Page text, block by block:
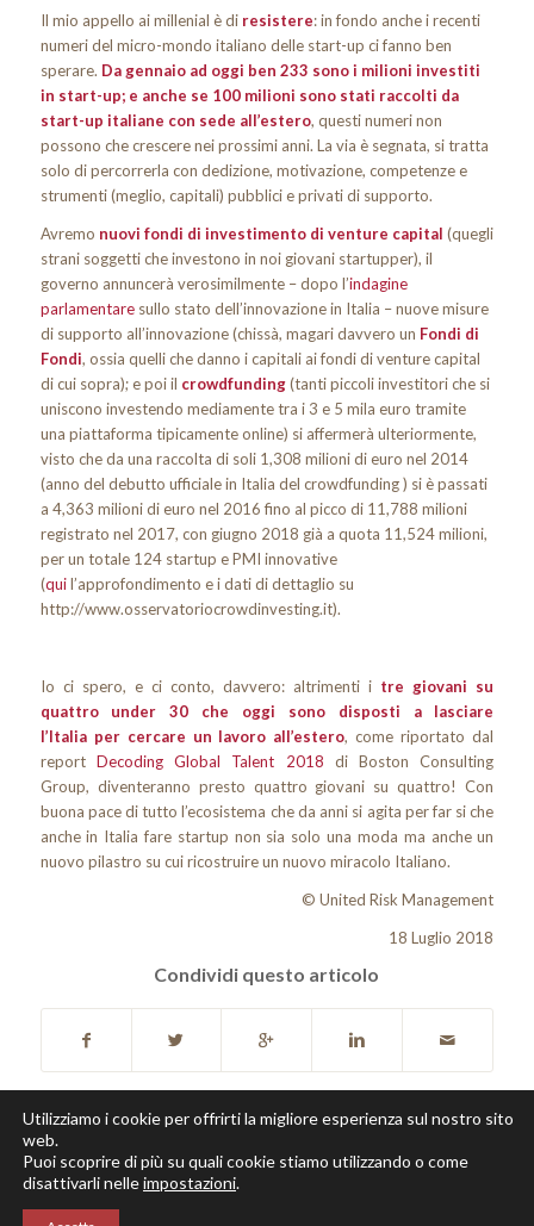
Il mio appello ai millenial è di resistere: in fondo anche i recenti
numeri del micro-mondo italiano delle start-up ci fanno ben
sperare. Da gennaio ad oggi ben 233 sono i milioni investiti
in start-up; e anche se 100 milioni sono stati raccolti da
start-up italiane con sede all’estero, questi numeri non
possono che crescere nei prossimi anni. La via è segnata, si tratta
solo di percorrerla con dedizione, motivazione, competenze e
strumenti (meglio, capitali) pubblici e privati di supporto.
Avremo nuovi fondi di investimento di venture capital (quegli
strani soggetti che investono in noi giovani startupper), il
governo annuncerà verosimilmente – dopo l’indagine
parlamentaresullo stato dell’innovazione in Italia – nuove misure
di supporto all’innovazione (chissà, magari davvero un Fondi di
Fondi, ossia quelli che danno i capitali ai fondi di venture capital
di cui sopra); e poi il crowdfunding(tanti piccoli investitori che si
uniscono investendo mediamente tra i 3 e 5 mila euro tramite
una piattaforma tipicamente online) si affermerà ulteriormente,
visto che da una raccolta di soli 1,308 milioni di euro nel 2014
(anno del debutto ufficiale in Italia del crowdfunding ) si è passati
a 4,363 milioni di euro nel 2016 fino al picco di 11,788 milioni
registrato nel 2017, con giugno 2018 già a quota 11,524 milioni,
per un totale 124 startup e PMI innovative
(quil’approfondimento e i dati di dettaglio su
http://www.osservatoriocrowdinvesting.it).
Io ci spero, e ci conto, davvero: altrimenti i tre giovani su
quattro under 30 che oggi sono disposti a lasciare
l’Italia per cercare un lavoro all’estero, come riportato dal
report Decoding Global Talent 2018 di Boston Consulting
Group, diventeranno presto quattro giovani su quattro! Con
buona pace di tutto l’ecosistema che da anni si agita per far si che
anche in Italia fare startup non sia solo una moda ma anche un
nuovo pilastro su cui ricostruire un nuovo miracolo Italiano.
© United Risk Management
18 Luglio 2018
Condividi questo articolo
Copyright © 2018 United Risk Management S.p.A. P.Iva e C.F 07570340963 |
Informativa Privacy
Utilizziamo i cookie per offrirti la migliore esperienza sul nostro sito
web.
Puoi scoprire di più su quali cookie stiamo utilizzando o come
disattivarli nelleimpostazioni.